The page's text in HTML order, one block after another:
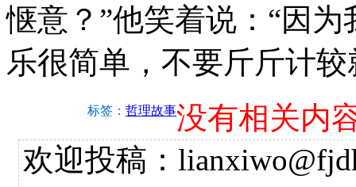
惬意？”他笑着说：“因
乐很简单，不要斤斤计
标签： 哲理故事没有相关内
欢迎投稿：